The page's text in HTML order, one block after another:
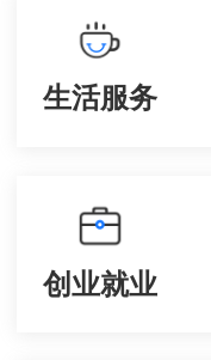
生活服务
创业就业